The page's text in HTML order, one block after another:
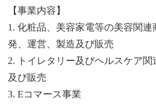
【事業内容】
1. 化粧品、美容家電等の美容関
発、運営、製造及び販売
2. トイレタリー及びヘルスケア
及び販売
3. Eコマース事業